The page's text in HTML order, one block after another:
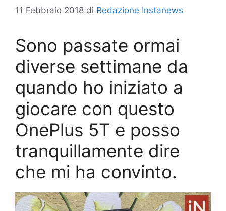
11 Febbraio 2018 di Redazione Instanews
Sono passate ormai
diverse settimane da
quando ho iniziato a
giocare con questo
OnePlus 5T e posso
tranquillamente dire
che mi ha convinto.